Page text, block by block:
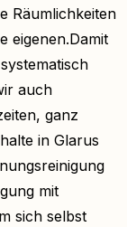
Räumlichkeiten
eigenen.Damit
auch
ganz
in Glarus
mit
sich selbst